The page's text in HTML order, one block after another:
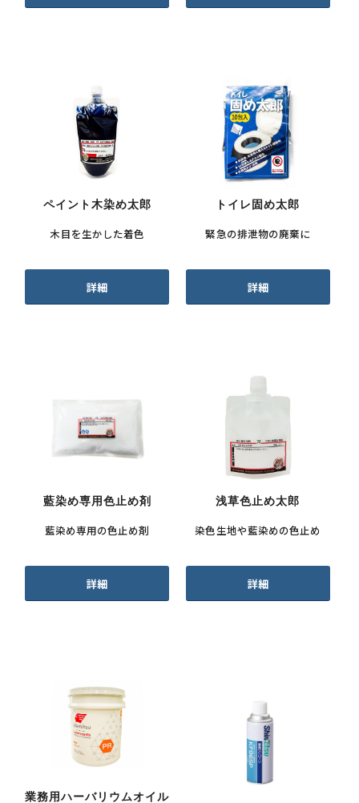
ペイント木染め太郎
木目を生かした着色
詳細
トイレ固め太郎
緊急の排泄物の廃棄に
詳細
藍染め専用色止め剤
藍染め専用の色止め剤
詳細
浅草色止め太郎
染色生地や藍染めの色止め
詳細
業務用ハーバリウムオイル